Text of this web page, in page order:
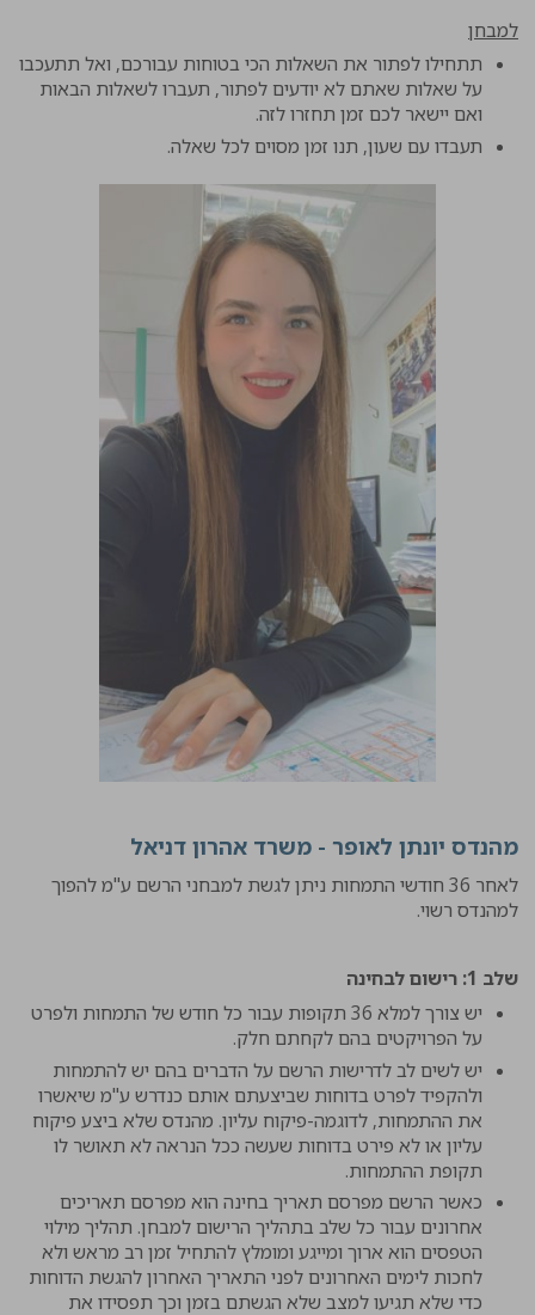
למבחן
תתחילו לפתור את השאלות הכי בטוחות עבורכם, ואל תתעכבו
על שאלות שאתם לא יודעים לפתור, תעברו לשאלות הבאות
ואם יישאר לכם זמן תחזרו לזה.
תעבדו עם שעון, תנו זמן מסוים לכל שאלה.
מהנדס יונתן לאופר - משרד אהרון דניאל
לאחר 36 חודשי התמחות ניתן לגשת למבחני הרשם ע"מ להפוך
למהנדס רשוי.
שלב 1: רישום לבחינה
יש צורך למלא 36 תקופות עבור כל חודש של התמחות ולפרט
על הפרויקטים בהם לקחתם חלק.
יש לשים לב לדרישות הרשם על הדברים בהם יש להתמחות
ולהקפיד לפרט בדוחות שביצעתם אותם כנדרש ע"מ שיאשרו
את ההתמחות, לדוגמה-פיקוח עליון. מהנדס שלא ביצע פיקוח
עליון או לא פירט בדוחות שעשה ככל הנראה לא תאושר לו
תקופת ההתמחות.
כאשר הרשם מפרסם תאריך בחינה הוא מפרסם תאריכים
אחרונים עבור כל שלב בתהליך הרישום למבחן. תהליך מילוי
הטפסים הוא ארוך ומייגע ומומלץ להתחיל זמן רב מראש ולא
לחכות לימים האחרונים לפני התאריך האחרון להגשת הדוחות
כדי שלא תגיעו למצב שלא הגשתם בזמן וכך תפסידו את